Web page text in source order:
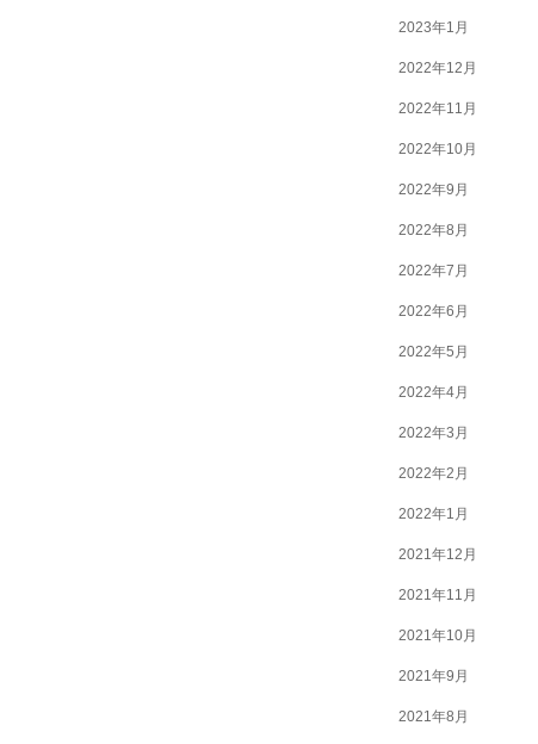
2023年1月
2022年12月
2022年11月
2022年10月
2022年9月
2022年8月
2022年7月
2022年6月
2022年5月
2022年4月
2022年3月
2022年2月
2022年1月
2021年12月
2021年11月
2021年10月
2021年9月
2021年8月